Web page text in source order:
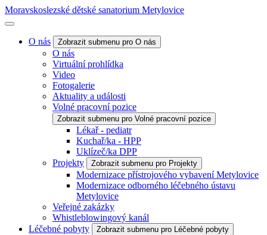
Moravskoslezské dětské sanatorium Metylovice
O nás Zobrazit submenu pro O nás
O nás
Virtuální prohlídka
Video
Fotogalerie
Aktuality a události
Volné pracovní pozice
Zobrazit submenu pro Volné pracovní pozice
Lékař - pediatr
Kuchař/ka - HPP
Uklízeč/ka DPP
Projekty
Zobrazit submenu pro Projekty
Modernizace přístrojového vybavení Metylovice
Modernizace odborného léčebného ústavu
Metylovice
Veřejné zakázky
Whistleblowingový kanál
Léčebné pobyty
Zobrazit submenu pro Léčebné pobyty